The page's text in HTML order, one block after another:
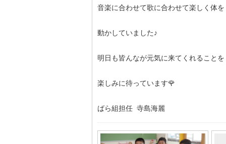
音楽に合わせて歌に合わせて楽しく体を
動かしていました♪
明日も皆んなが元気に来てくれることを
楽しみに待っています🌹
ばら組担任 寺島海麗